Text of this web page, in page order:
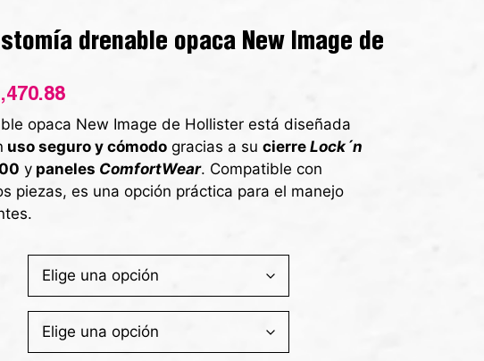
drenable opaca New Image de
opaca New Image de Hollister está diseñada
uso seguro y cómodo gracias a su cierre Lock´n
y paneles ComfortWear. Compatible con
piezas, es una opción práctica para el manejo